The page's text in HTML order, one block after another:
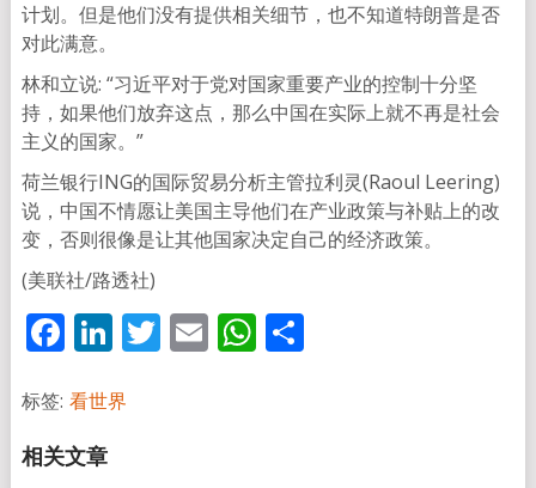
计划。但是他们没有提供相关细节，也不知道特朗普是否
对此满意。
林和立说: “习近平对于党对国家重要产业的控制十分坚
持，如果他们放弃这点，那么中国在实际上就不再是社会
主义的国家。”
荷兰银行ING的国际贸易分析主管拉利灵(Raoul Leering)
说，中国不情愿让美国主导他们在产业政策与补贴上的改
变，否则很像是让其他国家决定自己的经济政策。
(美联社/路透社)
Facebook
LinkedIn
Twitter
EmailWhatsApp
分
标签: 看世界